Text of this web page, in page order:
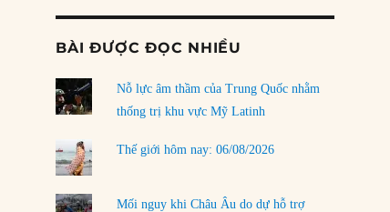
rủi ro
01/08/2026
31/07/2026
phải chịu đựng?
BÀI ĐƯỢC ĐỌC NHIỀU
Nỗ lực âm thầm của Trung Quốc nhằm
thống trị khu vực Mỹ Latinh
Thế giới hôm nay: 06/08/2026
Mối nguy khi Châu Âu do dự hỗ trợ